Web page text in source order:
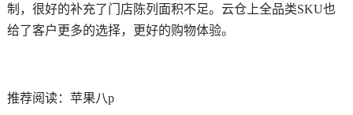
制，很好的补充了门店陈列面积不足。云仓上全品类SKU也
给了客户更多的选择，更好的购物体验。
推荐阅读： 苹果八p